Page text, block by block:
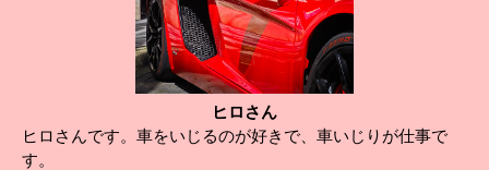
ヒロさん
ヒロさんです。車をいじるのが好きで、車いじりが仕事で
す。